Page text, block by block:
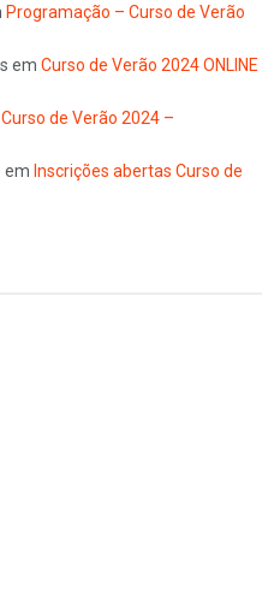
Programação – Curso de Verão
em Curso de Verão 2024 ONLINE
Curso de Verão 2024 –
em Inscrições abertas Curso de